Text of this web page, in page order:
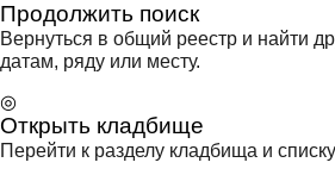
Продолжить поиск
Вернуться в общий реестр и найти
датам, ряду или месту.
◎
Открыть кладбище
Перейти к разделу кладбища и